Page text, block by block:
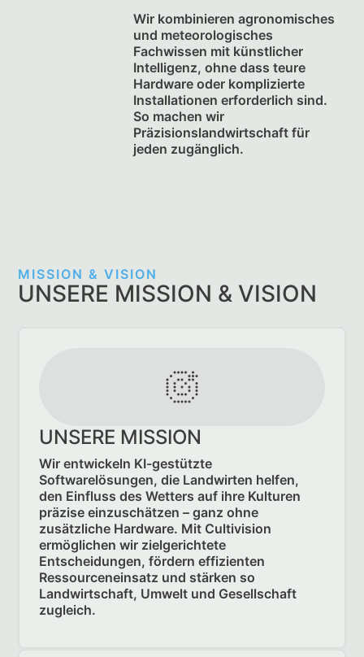
Wir kombinieren agronomisches
und meteorologisches
Fachwissen mit künstlicher
Intelligenz, ohne dass teure
Hardware oder komplizierte
Installationen erforderlich sind.
So machen wir
Präzisionslandwirtschaft für
jeden zugänglich.
MISSION & VISION
UNSERE MISSION & VISION
UNSERE MISSION
Wir entwickeln KI-gestützte
Softwarelösungen, die Landwirten helfen,
den Einfluss des Wetters auf ihre Kulturen
präzise einzuschätzen – ganz ohne
zusätzliche Hardware. Mit Cultivision
ermöglichen wir zielgerichtete
Entscheidungen, fördern effizienten
Ressourcen­einsatz und stärken so
Landwirtschaft, Umwelt und Gesellschaft
zugleich.